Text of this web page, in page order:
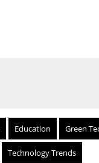
Education Green
Technology Trends